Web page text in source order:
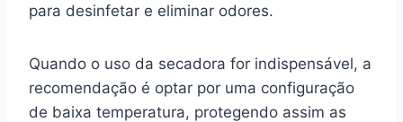
para desinfetar e eliminar odores.
Quando o uso da secadora for indispensável, a
recomendação é optar por uma configuração
de baixa temperatura, protegendo assim as